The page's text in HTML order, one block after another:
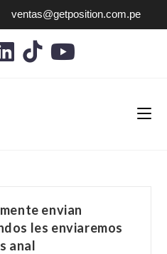
ventas@getposition.com.pe
envian
les enviaremos
anal